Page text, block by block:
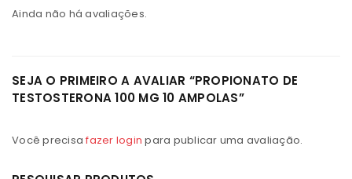
Ainda não há avaliações.
SEJA O PRIMEIRO A AVALIAR “PROPIONATO DE
TESTOSTERONA 100 MG 10 AMPOLAS”
Você precisafazer login para publicar uma avaliação.